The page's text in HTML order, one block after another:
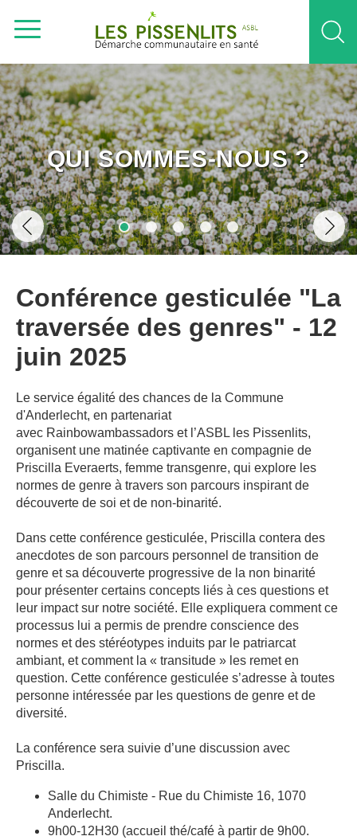
QUI SOMMES-NOUS ?
Conférence gesticulée "La
traversée des genres" - 12
juin 2025
Le service égalité des chances de la Commune
d'Anderlecht, en partenariat
avec Rainbowambassadors et l’ASBL les Pissenlits,
organisent une matinée captivante en compagnie de
Priscilla Everaerts, femme transgenre, qui explore les
normes de genre à travers son parcours inspirant de
découverte de soi et de non-binarité.
Dans cette conférence gesticulée, Priscilla contera des
anecdotes de son parcours personnel de transition de
genre et sa découverte progressive de la non binarité
pour présenter certains concepts liés à ces questions et
leur impact sur notre société. Elle expliquera comment ce
processus lui a permis de prendre conscience des
normes et des stéréotypes induits par le patriarcat
ambiant, et comment la « transitude » les remet en
question. Cette conférence gesticulée s’adresse à toutes
personne intéressée par les questions de genre et de
diversité.
La conférence sera suivie d’une discussion avec
Priscilla.
Salle du Chimiste - Rue du Chimiste 16, 1070
Anderlecht.
9h00-12H30 (accueil thé/café à partir de 9h00.